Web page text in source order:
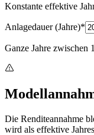
Konstante effektive
Anlagedauer (Jahre)*
Ganze Jahre zwischen
Die Renditeannahme
wird als effektive